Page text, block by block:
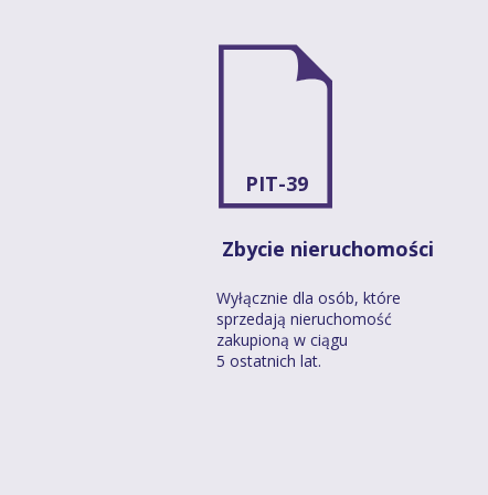
PIT-39
Zbycie nieruchomości
Wyłącznie dla osób, które
sprzedają nieruchomość
zakupioną w ciągu
5 ostatnich lat.